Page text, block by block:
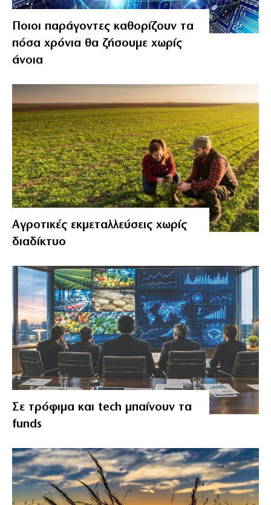
Ποιοι παράγοντες καθορίζουν τα
πόσα χρόνια θα ζήσουμε χωρίς
άνοια
Αγροτικές εκμεταλλεύσεις χωρίς
διαδίκτυο
Σε τρόφιμα και tech μπαίνουν τα
funds